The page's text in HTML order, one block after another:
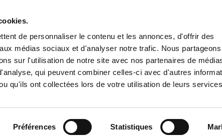
de personnaliser le contenu et les annonces, d'offrir des
médias sociaux et d'analyser notre trafic. Nous partageons
sur l'utilisation de notre site avec nos partenaires de
qui peuvent combiner celles-ci avec d'autres
qu'ils ont collectées lors de votre utilisation de leurs
Préférences Statistiques
PUBLIER UN LIVRE LIBRAIRIE
TRUMP NE DESCEND-IL PAS SOUS.
IMPRIMÉS À LA DEMANDE - DÉLAI ACTUEL : 3 À
MARIE INGARRAY